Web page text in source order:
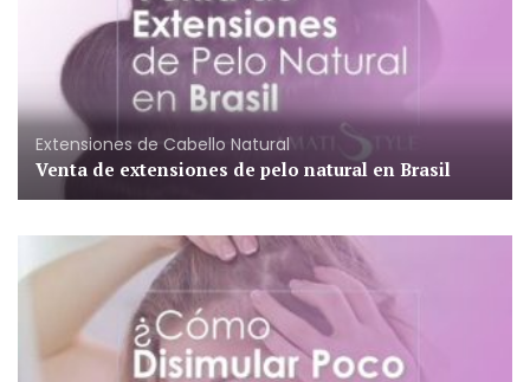
Extensiones de Cabello Natural
Venta de extensiones de pelo natural en Brasil